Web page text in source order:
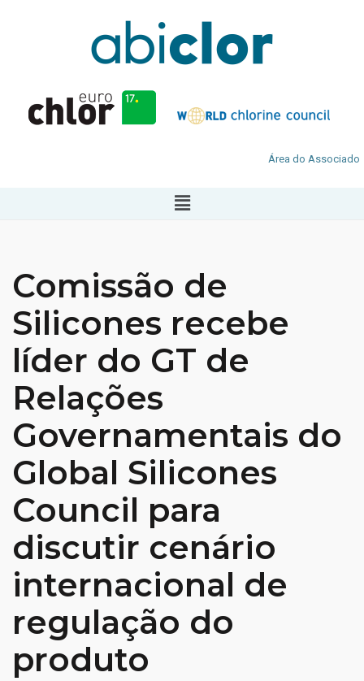
Área do Associado
Comissão de
Silicones recebe
líder do GT de
Relações
Governamentais do
Global Silicones
Council para
discutir cenário
internacional de
regulação do
produto